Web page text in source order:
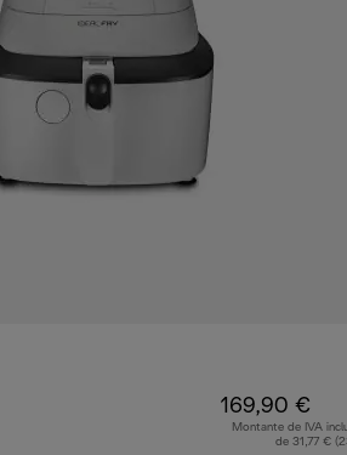
169,90 €
Montante de IVA
de 31,77 €